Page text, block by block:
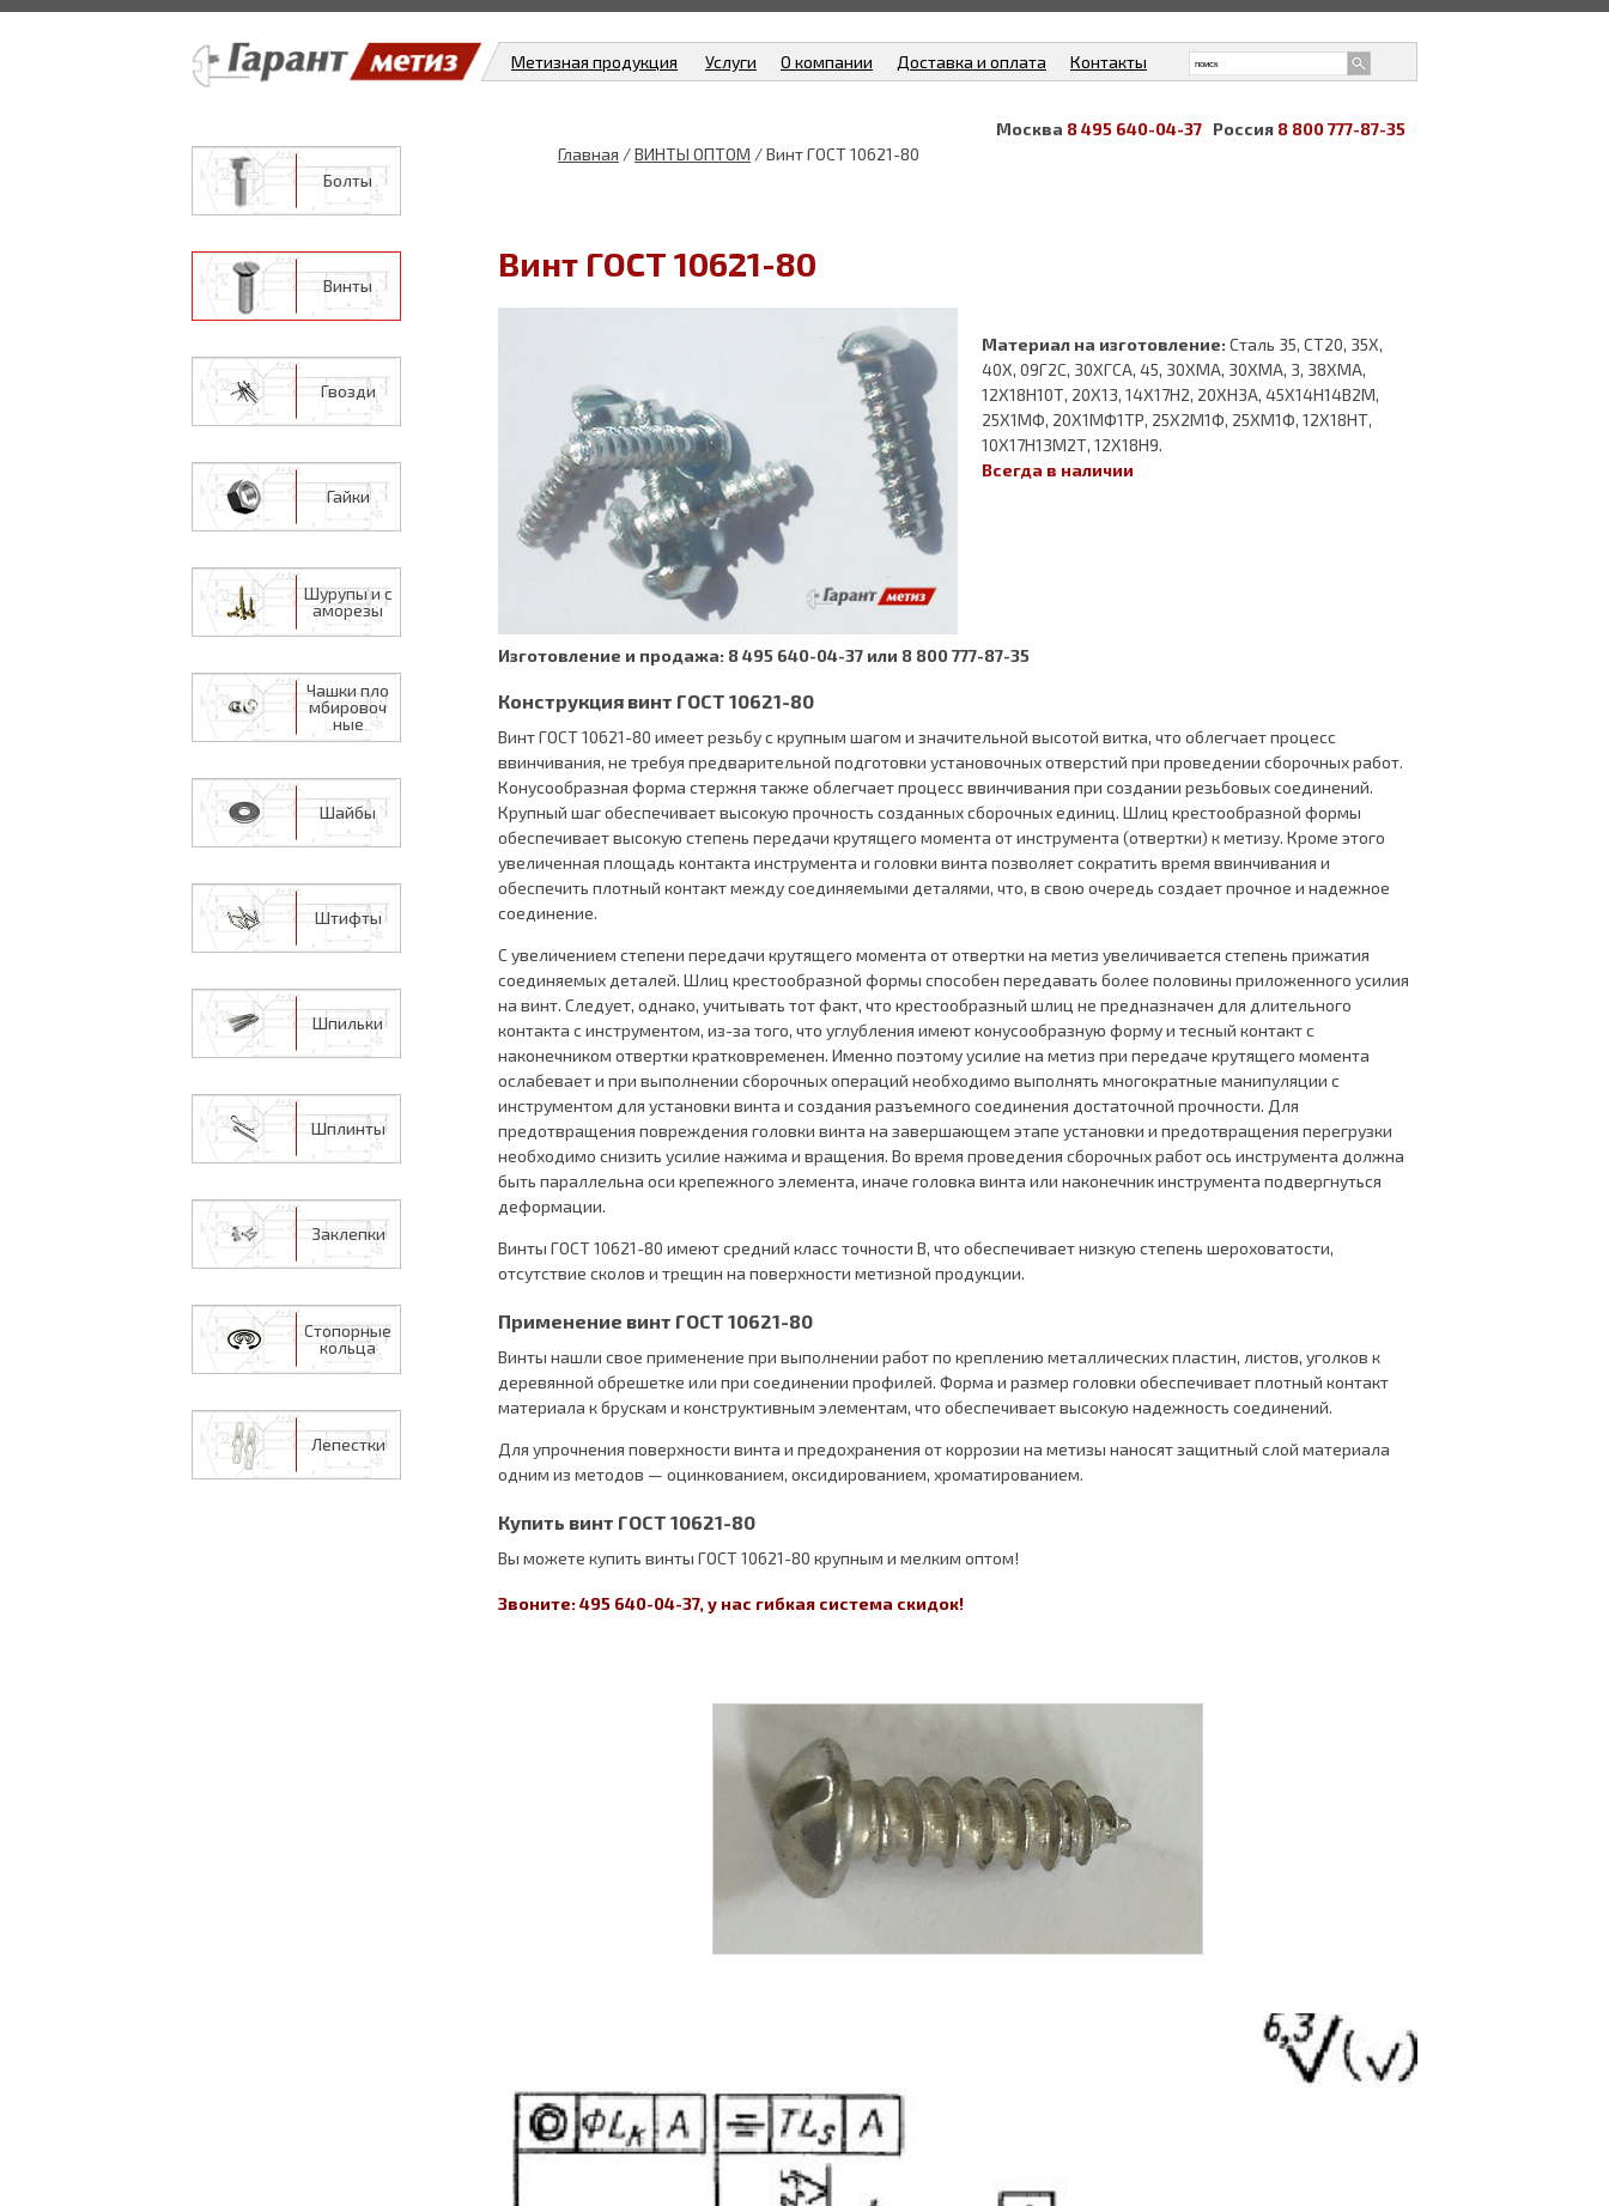
Метизная продукция Услуги О компании Доставка и оплата Контакты
Болты
Винты
Гвозди
Гайки
Шурупы и с
аморезы
Чашки пло
мбировоч
ные
Шайбы
Штифты
Шпильки
Шплинты
Заклепки
Стопорные
кольца
Лепестки
Москва 8 495 640-04-37 Россия 8 800 777-87-35
Главная /ВИНТЫ ОПТОМ / Винт ГОСТ 10621-80
Винт ГОСТ 10621-80
Материал на изготовление: Сталь 35, СТ20, 35Х,
40Х, 09Г2С, 30ХГСА, 45, 30ХМА, 30ХМА, 3, 38ХМА,
12Х18Н10Т, 20Х13, 14Х17Н2, 20ХН3А, 45Х14Н14В2М,
25Х1МФ, 20Х1МФ1ТР, 25Х2М1Ф, 25ХМ1Ф, 12Х18НТ,
10Х17Н13М2Т, 12Х18Н9.
Всегда в наличии
Изготовление и продажа: 8 495 640-04-37 или 8 800 777-87-35
Конструкция винт ГОСТ 10621-80
Винт ГОСТ 10621-80 имеет резьбу с крупным шагом и значительной высотой витка, что облегчает процесс
ввинчивания, не требуя предварительной подготовки установочных отверстий при проведении сборочных работ.
Конусообразная форма стержня также облегчает процесс ввинчивания при создании резьбовых соединений.
Крупный шаг обеспечивает высокую прочность созданных сборочных единиц. Шлиц крестообразной формы
обеспечивает высокую степень передачи крутящего момента от инструмента (отвертки) к метизу. Кроме этого
увеличенная площадь контакта инструмента и головки винта позволяет сократить время ввинчивания и
обеспечить плотный контакт между соединяемыми деталями, что, в свою очередь создает прочное и надежное
соединение.
С увеличением степени передачи крутящего момента от отвертки на метиз увеличивается степень прижатия
соединяемых деталей. Шлиц крестообразной формы способен передавать более половины приложенного усилия
на винт. Следует, однако, учитывать тот факт, что крестообразный шлиц не предназначен для длительного
контакта с инструментом, из-за того, что углубления имеют конусообразную форму и тесный контакт с
наконечником отвертки кратковременен. Именно поэтому усилие на метиз при передаче крутящего момента
ослабевает и при выполнении сборочных операций необходимо выполнять многократные манипуляции с
инструментом для установки винта и создания разъемного соединения достаточной прочности. Для
предотвращения повреждения головки винта на завершающем этапе установки и предотвращения перегрузки
необходимо снизить усилие нажима и вращения. Во время проведения сборочных работ ось инструмента должна
быть параллельна оси крепежного элемента, иначе головка винта или наконечник инструмента подвергнуться
деформации.
Винты ГОСТ 10621-80 имеют средний класс точности В, что обеспечивает низкую степень шероховатости,
отсутствие сколов и трещин на поверхности метизной продукции.
Применение винт ГОСТ 10621-80
Винты нашли свое применение при выполнении работ по креплению металлических пластин, листов, уголков к
деревянной обрешетке или при соединении профилей. Форма и размер головки обеспечивает плотный контакт
материала к брускам и конструктивным элементам, что обеспечивает высокую надежность соединений.
Для упрочнения поверхности винта и предохранения от коррозии на метизы наносят защитный слой материала
одним из методов — оцинкованием, оксидированием, хроматированием.
Купить винт ГОСТ 10621-80
Вы можете купить винты ГОСТ 10621-80 крупным и мелким оптом!
Звоните: 495 640-04-37, у нас гибкая система скидок!